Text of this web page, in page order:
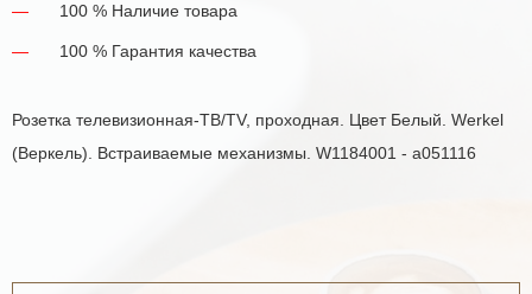
100 % Наличие товара
100 % Гарантия качества
Розетка телевизионная-ТВ/TV, проходная. Цвет Белый. Werkel
(Веркель). Встраиваемые механизмы. W1184001 - a051116